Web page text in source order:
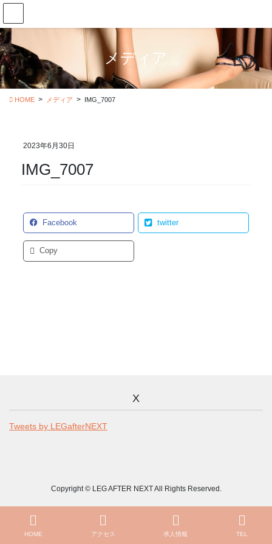
コ
テ
ン
ツ
に
移
ナ
ゲ
ー
シ
ョ
ン
メディア
HOME メディア IMG_7007
2023年6月30日
IMG_7007
Facebook twitter
Copy
X
Tweets by LEGafterNEXT
Copyright © LEG AFTER NEXT All Rights Reserved.
HOME アクセス 求人情報 TEL